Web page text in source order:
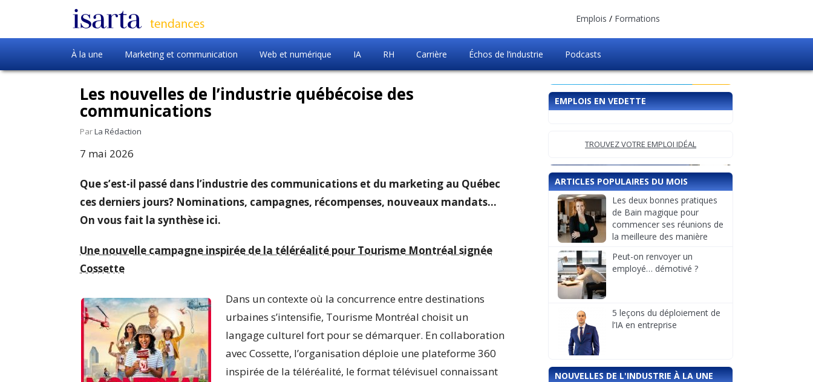
Emplois / Formations
À la une Marketing et communication Web et numérique IA RH Carrière Échos de l’industrie Podcasts
Les nouvelles de l’industrie québécoise des
communications
ParLa Rédaction
7 mai 2026
Que s’est-il passé dans l’industrie des communications et du marketing au Québec
ces derniers jours? Nominations, campagnes, récompenses, nouveaux mandats…
On vous fait la synthèse ici.
Une nouvelle campagne inspirée de la téléréalité pour Tourisme Montréal signée
Cossette
Dans un contexte où la concurrence entre destinations
urbaines s’intensifie, Tourisme Montréal choisit un
langage culturel fort pour se démarquer. En collaboration
avec Cossette, l’organisation déploie une plateforme 360
inspirée de la téléréalité, le format télévisuel connaissant
EMPLOIS EN VEDETTE
TROUVEZ VOTRE EMPLOI IDÉAL
ARTICLES POPULAIRES DU MOIS
Les deux bonnes pratiques
de Bain magique pour
commencer ses réunions de
la meilleure des manière
Peut-on renvoyer un
employé… démotivé ?
5 leçons du déploiement de
l’IA en entreprise
NOUVELLES DE L'INDUSTRIE À LA UNE